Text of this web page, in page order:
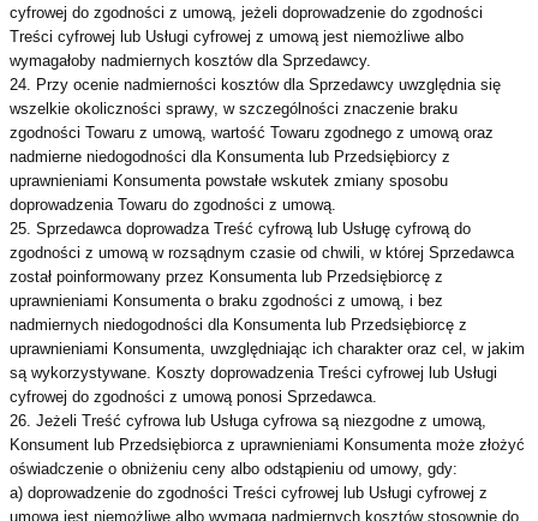
cyfrowej do zgodności z umową, jeżeli doprowadzenie do zgodności
Treści cyfrowej lub Usługi cyfrowej z umową jest niemożliwe albo
wymagałoby nadmiernych kosztów dla Sprzedawcy.
24. Przy ocenie nadmierności kosztów dla Sprzedawcy uwzględnia się
wszelkie okoliczności sprawy, w szczególności znaczenie braku
zgodności Towaru z umową, wartość Towaru zgodnego z umową oraz
nadmierne niedogodności dla Konsumenta lub Przedsiębiorcy z
uprawnieniami Konsumenta powstałe wskutek zmiany sposobu
doprowadzenia Towaru do zgodności z umową.
25. Sprzedawca doprowadza Treść cyfrową lub Usługę cyfrową do
zgodności z umową w rozsądnym czasie od chwili, w której Sprzedawca
został poinformowany przez Konsumenta lub Przedsiębiorcę z
uprawnieniami Konsumenta o braku zgodności z umową, i bez
nadmiernych niedogodności dla Konsumenta lub Przedsiębiorcę z
uprawnieniami Konsumenta, uwzględniając ich charakter oraz cel, w jakim
są wykorzystywane. Koszty doprowadzenia Treści cyfrowej lub Usługi
cyfrowej do zgodności z umową ponosi Sprzedawca.
26. Jeżeli Treść cyfrowa lub Usługa cyfrowa są niezgodne z umową,
Konsument lub Przedsiębiorca z uprawnieniami Konsumenta może złożyć
oświadczenie o obniżeniu ceny albo odstąpieniu od umowy, gdy:
a) doprowadzenie do zgodności Treści cyfrowej lub Usługi cyfrowej z
umową jest niemożliwe albo wymaga nadmiernych kosztów stosownie do